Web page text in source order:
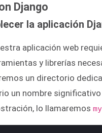
Django
la aplicación
aplicación web
y librerías
un directorio
un nombre
lo llamaremos